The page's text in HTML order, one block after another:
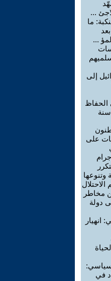
...
ما
...
إلى
الحفاظ
على
وتنوعها
مخاطر
دولة
انهيار
في